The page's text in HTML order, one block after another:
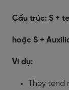
Cấu trúc: S +
hoặc S +
Ví dụ:
They